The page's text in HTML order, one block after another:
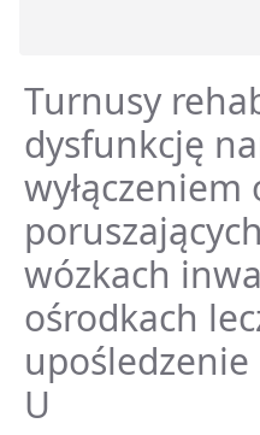
Turnusy
dysfunkcję
wyłączeniem
wózkach
ośrodkach
upośledzenie
U